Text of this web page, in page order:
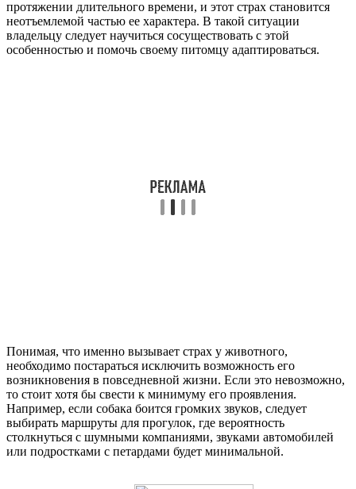
протяжении длительного времени, и этот страх становится
неотъемлемой частью ее характера. В такой ситуации
владельцу следует научиться сосуществовать с этой
особенностью и помочь своему питомцу адаптироваться.
Понимая, что именно вызывает страх у животного,
необходимо постараться исключить возможность его
возникновения в повседневной жизни. Если это невозможно,
то стоит хотя бы свести к минимуму его проявления.
Например, если собака боится громких звуков, следует
выбирать маршруты для прогулок, где вероятность
столкнуться с шумными компаниями, звуками автомобилей
или подростками с петардами будет минимальной.